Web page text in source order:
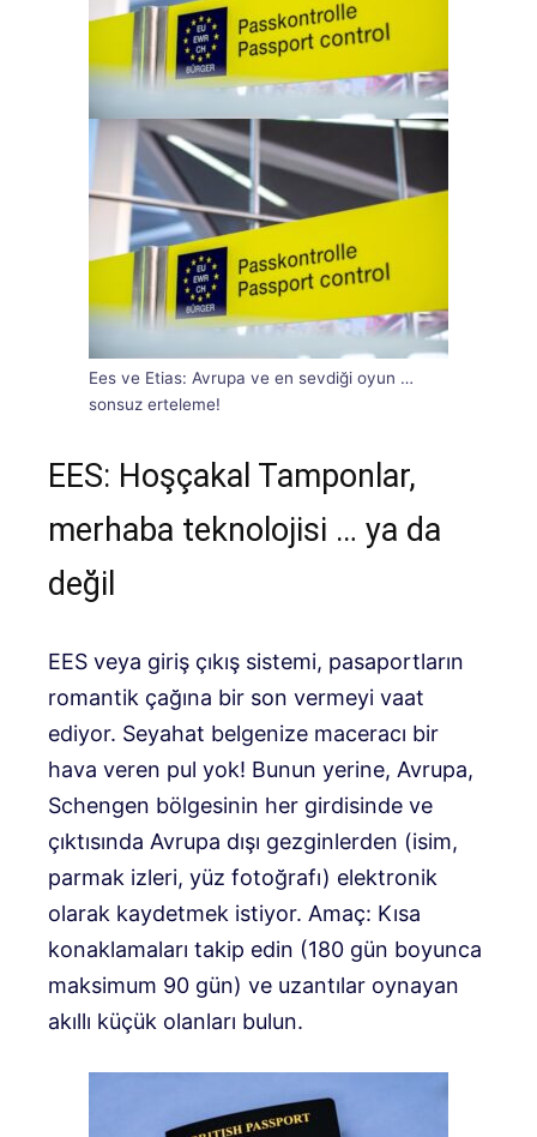
Ees ve Etias: Avrupa ve en sevdiği oyun …
sonsuz erteleme!
EES: Hoşçakal Tamponlar,
merhaba teknolojisi … ya da
değil
EES veya giriş çıkış sistemi, pasaportların
romantik çağına bir son vermeyi vaat
ediyor. Seyahat belgenize maceracı bir
hava veren pul yok! Bunun yerine, Avrupa,
Schengen bölgesinin her girdisinde ve
çıktısında Avrupa dışı gezginlerden (isim,
parmak izleri, yüz fotoğrafı) elektronik
olarak kaydetmek istiyor. Amaç: Kısa
konaklamaları takip edin (180 gün boyunca
maksimum 90 gün) ve uzantılar oynayan
akıllı küçük olanları bulun.